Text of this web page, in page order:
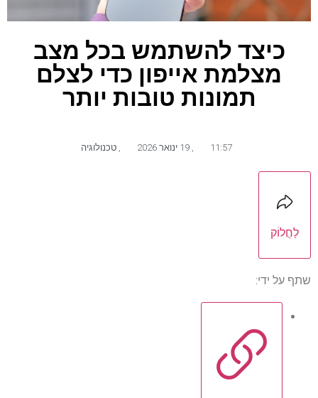
כיצד להשתמש בכל מצב
מצלמת אייפון כדי לצלם
תמונות טובות יותר
11:57 19 ינואר 2026 טכנולוגיה
לַחֲלוֹק
שתף על ידי: